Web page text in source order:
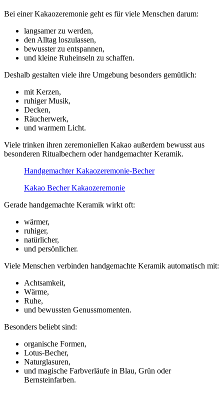
Bei einer Kakaozeremonie geht es für viele Menschen darum:
langsamer zu werden,
den Alltag loszulassen,
bewusster zu entspannen,
und kleine Ruheinseln zu schaffen.
Deshalb gestalten viele ihre Umgebung besonders gemütlich:
mit Kerzen,
ruhiger Musik,
Decken,
Räucherwerk,
und warmem Licht.
Viele trinken ihren zeremoniellen Kakao außerdem bewusst aus
besonderen Ritualbechern oder handgemachter Keramik.
Handgemachter Kakaozeremonie-Becher
Kakao Becher Kakaozeremonie
Gerade handgemachte Keramik wirkt oft:
wärmer,
ruhiger,
natürlicher,
und persönlicher.
Viele Menschen verbinden handgemachte Keramik automatisch mit:
Achtsamkeit,
Wärme,
Ruhe,
und bewussten Genussmomenten.
Besonders beliebt sind:
organische Formen,
Lotus-Becher,
Naturglasuren,
und magische Farbverläufe in Blau, Grün oder
Bernsteinfarben.